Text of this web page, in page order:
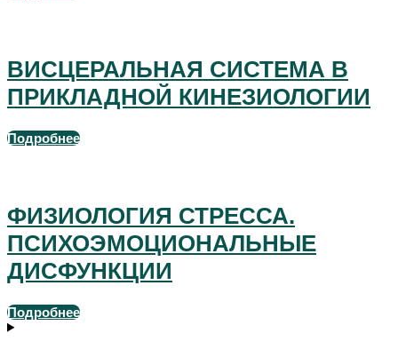
ВИСЦЕРАЛЬНАЯ СИСТЕМА В
ПРИКЛАДНОЙ КИНЕЗИОЛОГИИ
Подробнее
ФИЗИОЛОГИЯ СТРЕССА.
ПСИХОЭМОЦИОНАЛЬНЫЕ
ДИСФУНКЦИИ
Подробнее